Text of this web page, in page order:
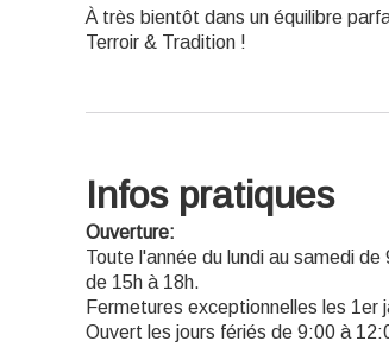
À très bientôt dans un équilibre
Terroir & Tradition !
Infos pratiques
Ouverture:
Toute l'année du lundi au samedi
de 15h à 18h.
Fermetures exceptionnelles les 1er
Ouvert les jours fériés de 9:00 à